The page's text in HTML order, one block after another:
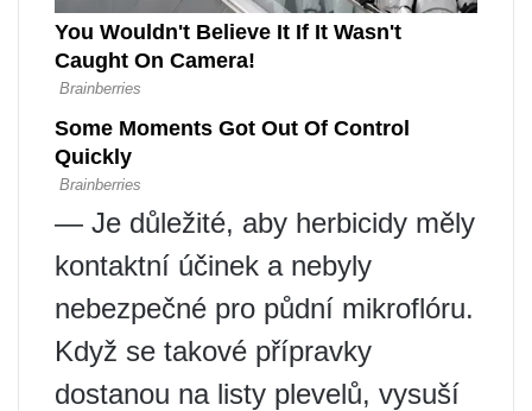
— Je důležité, aby herbicidy měly
kontaktní účinek a nebyly
nebezpečné pro půdní mikroflóru.
Když se takové přípravky
dostanou na listy plevelů, vysuší